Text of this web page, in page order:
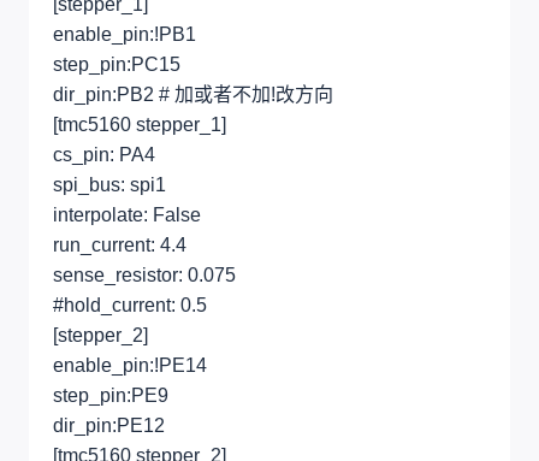
enable_pin:!PB1
step_pin:PC15
dir_pin:PB2 # 加或者不加!改方向
[tmc5160 stepper_1]
cs_pin: PA4
spi_bus: spi1
interpolate: False
run_current: 4.4
sense_resistor: 0.075
#hold_current: 0.5
[stepper_2]
enable_pin:!PE14
step_pin:PE9
dir_pin:PE12
[tmc5160 stepper_2]